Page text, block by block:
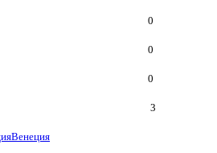
0
0
0
3
Венеция